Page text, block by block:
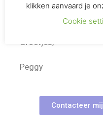
Tot binnenkort !
Groetjes,
Peggy
Contacteer
klikken aanvaard je
Cookie